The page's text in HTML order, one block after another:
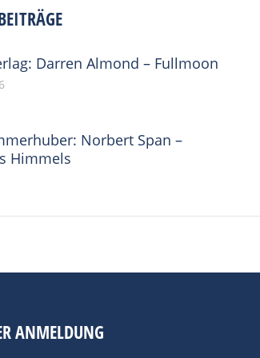
Darren Almond – Fullmoon
Norbert Span –
Himmels
ANMELDUNG